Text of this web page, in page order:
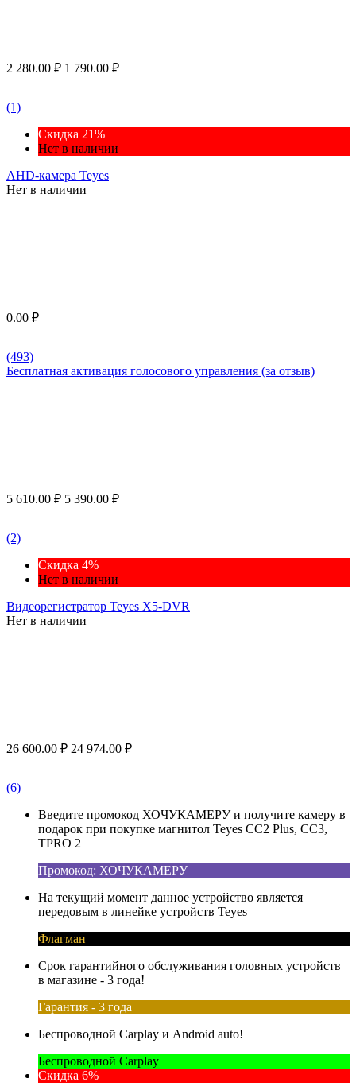
2 280.00 ₽ 1 790.00 ₽
(1)
Скидка 21%
Нет в наличии
AHD-камера Teyes
Нет в наличии
0.00 ₽
(493)
Бесплатная активация голосового управления (за отзыв)
5 610.00 ₽ 5 390.00 ₽
(2)
Скидка 4%
Нет в наличии
Видеорегистратор Teyes X5-DVR
Нет в наличии
26 600.00 ₽ 24 974.00 ₽
(6)
Введите промокод ХОЧУКАМЕРУ и получите камеру в
подарок при покупке магнитол Teyes CC2 Plus, CC3,
TPRO 2
Промокод: ХОЧУКАМЕРУ
На текущий момент данное устройство является
передовым в линейке устройств Teyes
Флагман
Срок гарантийного обслуживания головных устройств
в магазине - 3 года!
Гарантия - 3 года
Беспроводной Carplay и Android auto!
Беспроводной Carplay
Скидка 6%